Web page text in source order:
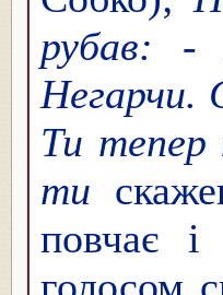
рубав: -
Негарчи.
Ти тепер
ти
повчає